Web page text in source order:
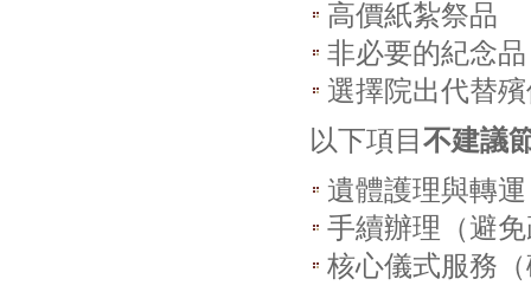
高價紙紮祭品
非必要的紀念品
選擇院出代替
以下項目 不建議
遺體護理與轉
手續辦理（避
核心儀式服務